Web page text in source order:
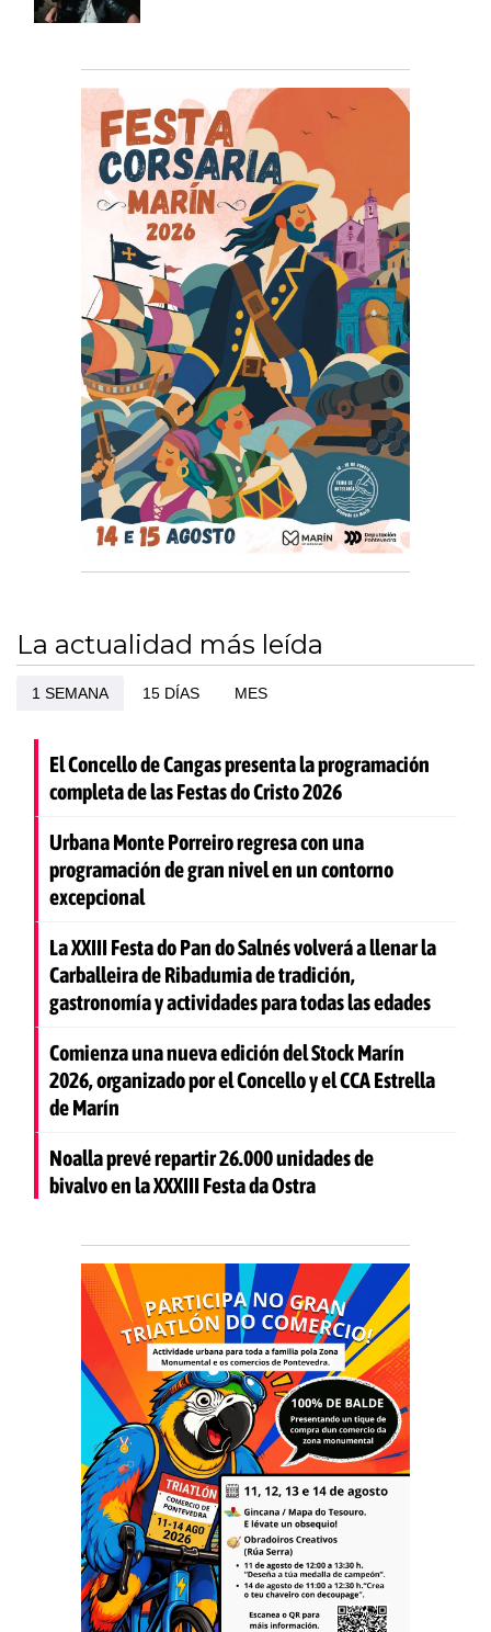
La actualidad más leída
1 SEMANA 15 DÍAS MES
El Concello de Cangas presenta la programación
completa de las Festas do Cristo 2026
Urbana Monte Porreiro regresa con una
programación de gran nivel en un contorno
excepcional
La XXIII Festa do Pan do Salnés volverá a llenar la
Carballeira de Ribadumia de tradición,
gastronomía y actividades para todas las edades
Comienza una nueva edición del Stock Marín
2026, organizado por el Concello y el CCA Estrella
de Marín
Noalla prevé repartir 26.000 unidades de
bivalvo en la XXXIII Festa da Ostra